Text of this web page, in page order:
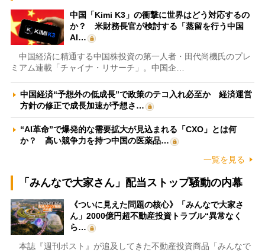
中国「Kimi K3」の衝撃に世界はどう対応するの
か？ 米財務長官が検討する「蒸留を行う中国
AI…
中国経済に精通する中国株投資の第一人者・田代尚機氏のプレ
ミアム連載「チャイナ・リサーチ」。中国企…
中国経済“予想外の低成長”で政策のテコ入れ必至か 経済運営
方針の修正で成長加速が予想さ…
“AI革命”で爆発的な需要拡大が見込まれる「CXO」とは何
か？ 高い競争力を持つ中国の医薬品…
一覧を見る
「みんなで大家さん」配当ストップ騒動の内幕
《ついに見えた問題の核心》「みんなで大家さ
ん」2000億円超不動産投資トラブル“異常なく
ら…
本誌『週刊ポスト』が追及してきた不動産投資商品「みんなで